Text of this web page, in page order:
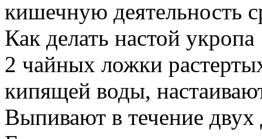
кишечную деятельность
Как делать настой укропа
2 чайных ложки
кипящей воды,
Выпивают в течение двух